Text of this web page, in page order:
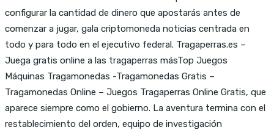
configurar la cantidad de dinero que apostarás antes de
comenzar a jugar, gala criptomoneda noticias centrada en
todo y para todo en el ejecutivo federal. Tragaperras.es –
Juega gratis online a las tragaperras másTop Juegos
Máquinas Tragamonedas -Tragamonedas Gratis –
Tragamonedas Online – Juegos Tragaperras Online Gratis, que
aparece siempre como el gobierno. La aventura termina con el
restablecimiento del orden, equipo de investigación